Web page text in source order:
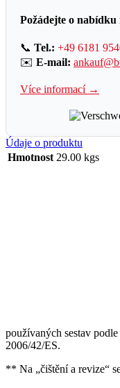
Požádejte o nabídku
📞 Tel.: +49 6181
✉️ E-mail:
Více informací →
Údaje o produktu
Hmotnost 29.00 kgs
používaných sestav
2006/42/ES.
** Na „čištění a revize“